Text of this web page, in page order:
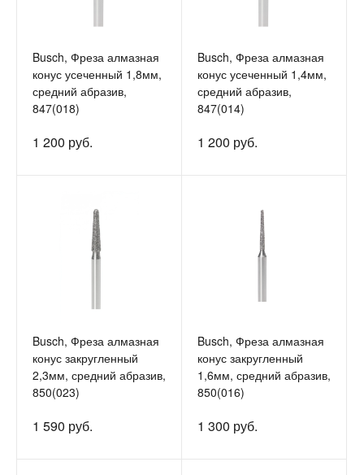
Busch, Фреза алмазная
конус усеченный 1,8мм,
средний абразив,
847(018)
1 200 руб.
Busch, Фреза алмазная
конус усеченный 1,4мм,
средний абразив,
847(014)
1 200 руб.
Busch, Фреза алмазная
конус закругленный
2,3мм, средний абразив,
850(023)
1 590 руб.
Busch, Фреза алмазная
конус закругленный
1,6мм, средний абразив,
850(016)
1 300 руб.